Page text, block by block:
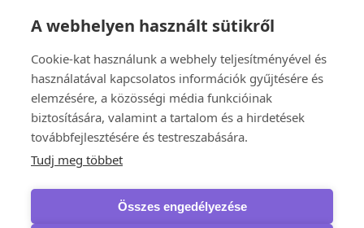
HMA Pro VPN
AVG
Secure VPN
Bitdefender
Premium VPN
F-Secure
Freedome VPN
VPN
Kaspersky
VPN
McAfee
NordVPN
VPN
A webhelyen használt sütikről
Cookie-kat használunk a webhely teljesítményével és
használatával kapcsolatos információk gyűjtésére és
elemzésére, a közösségi média funkcióinak
biztosítására, valamint a tartalom és a hirdetések
továbbfejlesztésére és testreszabására.
Tudj meg többet
Összes engedélyezése